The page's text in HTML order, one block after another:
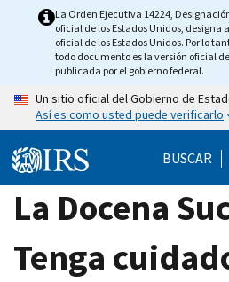
La Orden Ejecutiva 14224,
oficial de los Estados Unidos, designa
oficial de los Estados Unidos. Por lo
todo documento es la versión oficial
publicada por el gobierno federal.
Un sitio oficial del Gobierno de
Así es como usted puede verificarlo
BUSCAR
La Docena
Tenga